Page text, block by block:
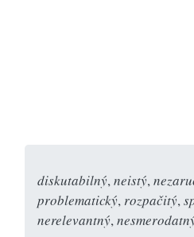
diskutabilný, neistý,
problematický, rozpačitý,
nerelevantný,